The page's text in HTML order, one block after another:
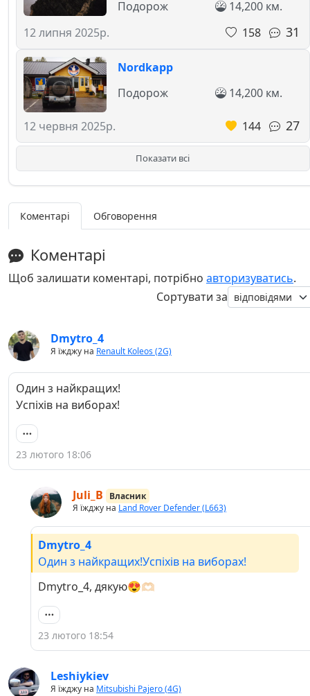
12 липня 2025р.
Подорож
14,200 км.
158
31
Nordkapp
12 червня 2025р.
Подорож 14,200 км.
144 27
Показати всі
Коментарі Обговорення
Коментарі
Щоб залишати коментарі, потрібно авторизуватись.
Сортувати за
Dmytro_4
Я їжджу на Renault Koleos (2G)
Один з найкращих!
Успіхів на виборах!
23 лютого 18:06
Juli_B
Власник
Я їжджу на Land Rover Defender (L663)
Dmytro_4
Один з найкращих!Успіхів на виборах!
Dmytro_4, дякую😍🫶🏻
23 лютого 18:54
Leshiykiev
Я їжджу на Mitsubishi Pajero (4G)